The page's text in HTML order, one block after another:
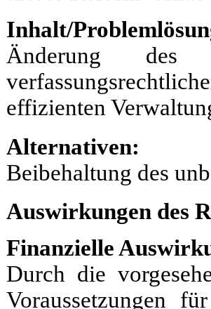
Inhalt/
Änderung des
effizienten
Alternativen:
Beibehaltung des
Auswirkungen des
Finanzielle
Durch die
Voraussetzungen